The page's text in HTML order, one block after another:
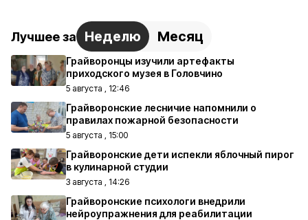
Лучшее за Неделю Месяц
Грайворонцы изучили артефакты
приходского музея в Головчино
5 августа , 12:46
Грайворонские лесничие напомнили о
правилах пожарной безопасности
5 августа , 15:00
Грайворонские дети испекли яблочный пирог
в кулинарной студии
3 августа , 14:26
Грайворонские психологи внедрили
нейроупражнения для реабилитации